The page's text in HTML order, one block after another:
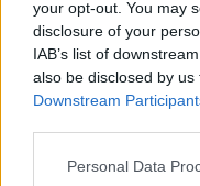
your opt-out. You may
disclosure of your
IAB’s list of
also be disclosed by
Downstream
Personal Data
48.400 Kč • náborový
okres Jihlava)
07.08.2026 -
Klementa 869, Mladá
06.08.2026 -Bosch
Kč • náborový bonus
06.08.2026 -Bosch
... další nabídky